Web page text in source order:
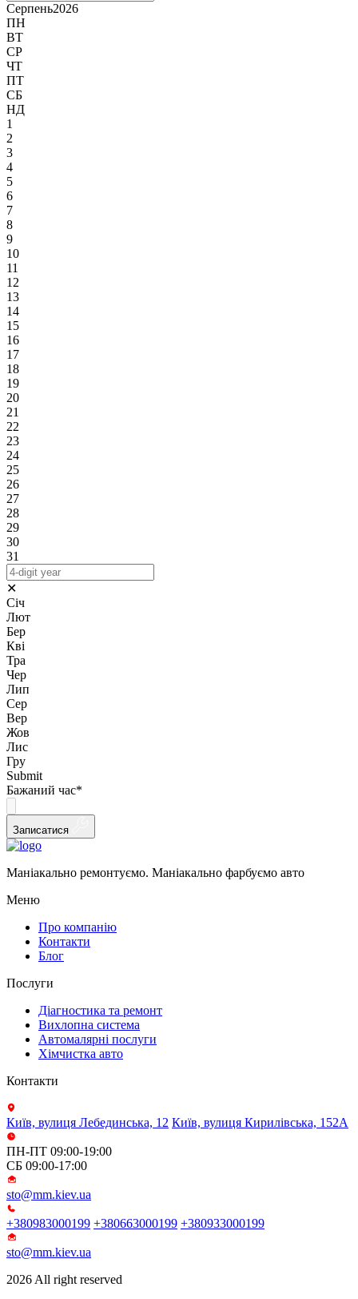
Серпень2026
ПН
ВТ
СР
ЧТ
ПТ
СБ
НД
1
2
3
4
5
6
7
8
9
10
11
12
13
14
15
16
17
18
19
20
21
22
23
24
25
26
27
28
29
30
31
✕
Січ
Лют
Бер
Кві
Тра
Чер
Лип
Сер
Вер
Жов
Лис
Гру
Submit
Бажаний час*
Записатися
Маніакально ремонтуємо. Маніакально фарбуємо авто
Меню
Про компанію
Контакти
Блог
Послуги
Діагностика та ремонт
Вихлопна система
Автомалярні послуги
Хімчистка авто
Контакти
Київ, вулиця Лебединська, 12 Київ, вулиця Кирилівська, 152А
ПН-ПТ 09:00-19:00
СБ 09:00-17:00
sto@mm.kiev.ua
+380983000199 +380663000199 +380933000199
sto@mm.kiev.ua
2026 All right reserved